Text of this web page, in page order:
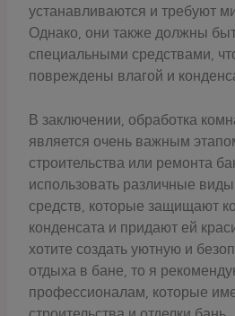
устанавливаются и требуют
Однако, они также должны
специальными средствами,
повреждены влагой и
В заключении, обработка
является очень важным
строительства или ремонта
использовать различные
средств, которые защищают
конденсата и придают ей
хотите создать уютную и
отдыха в бане, то я
профессионалам, которые